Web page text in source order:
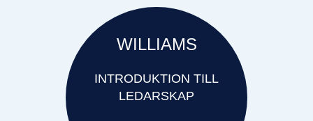
WILLIAMS
INTRODUKTION TILL
LEDARSKAP